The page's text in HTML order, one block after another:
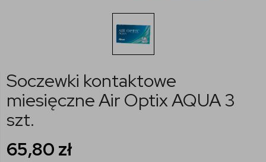
Soczewki kontaktowe
miesięczne Air Optix AQUA 3
szt.
65,80 zł